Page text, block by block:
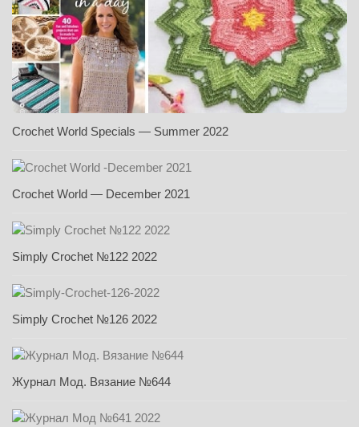
Crochet World Specials — Summer 2022
Crochet World — December 2021
Simply Crochet №122 2022
Simply Crochet №126 2022
Журнал Мод. Вязание №644